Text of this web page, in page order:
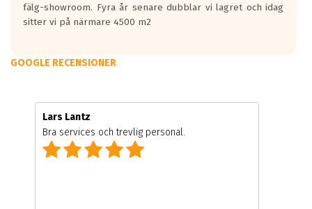
fälg-showroom. Fyra år senare dubblar vi lagret och idag
sitter vi på närmare 4500 m2
GOOGLE RECENSIONER
Lars Lantz
Bra services och trevlig personal.